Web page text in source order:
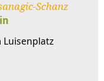
Schanz
Luisenplatz